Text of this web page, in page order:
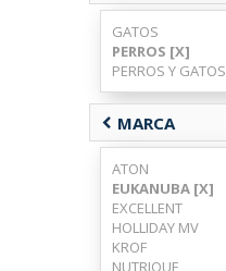
GATOS
PERROS [X]
PERROS Y GATOS
chevron_left MARCA
ATON
EUKANUBA [X]
EXCELLENT
HOLLIDAY MV
KROF
NUTRIQUE